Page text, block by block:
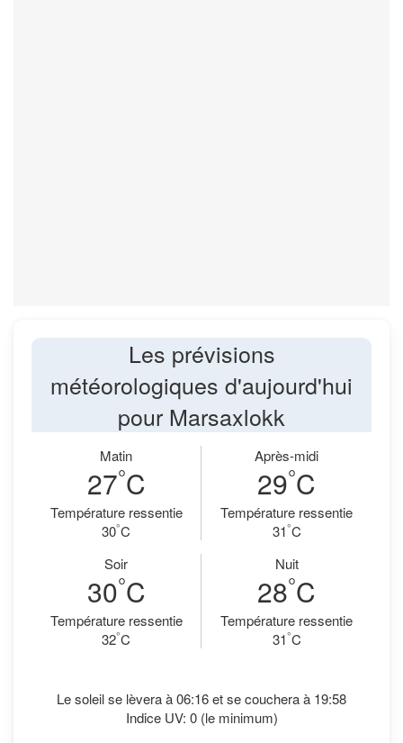
Les prévisions
météorologiques d'aujourd'hui
pour Marsaxlokk
Matin
27°C
Température ressentie
30°C
Après-midi
29°C
Température ressentie
31°C
Soir
30°C
Température ressentie
32°C
Nuit
28°C
Température ressentie
31°C
Le soleil se lèvera à 06:16 et se couchera à 19:58
Indice UV: 0 (le minimum)